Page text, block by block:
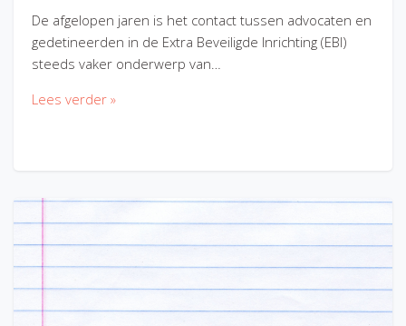
De afgelopen jaren is het contact tussen advocaten en
gedetineerden in de Extra Beveiligde Inrichting (EBI)
steeds vaker onderwerp van…
Lees verder »